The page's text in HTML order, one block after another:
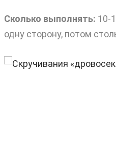
Сколько выполнять: 10-
одну сторону, потом